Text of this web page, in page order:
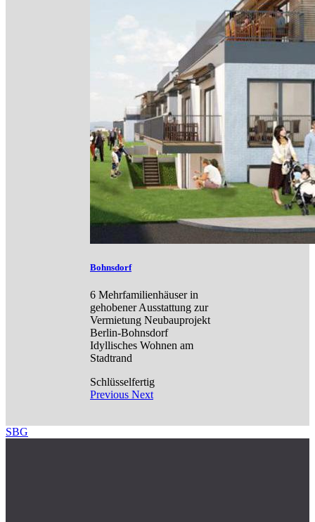
Bohnsdorf
6 Mehrfamilienhäuser in
gehobener Ausstattung zur
Vermietung Neubauprojekt
Berlin-Bohnsdorf
Idyllisches Wohnen am
Stadtrand
Schlüsselfertig
Previous Next
SBG